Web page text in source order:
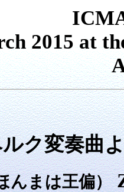
2015 at
ク変奏曲
んまは王偏）